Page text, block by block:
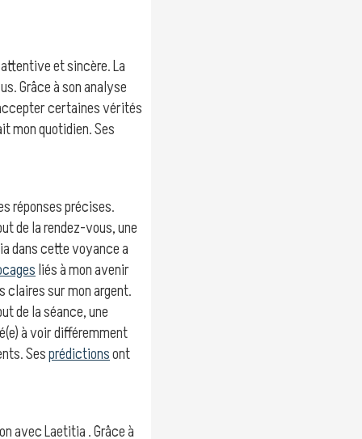
et sincère. La
Grâce à son analyse
certaines vérités
mon quotidien. Ses
réponses précises.
de la rendez-vous, une
dans cette voyance a
liés à mon avenir
claires sur mon argent.
de la séance, une
à voir différemment
Sesprédictionsont
avec Laetitia . Grâce à